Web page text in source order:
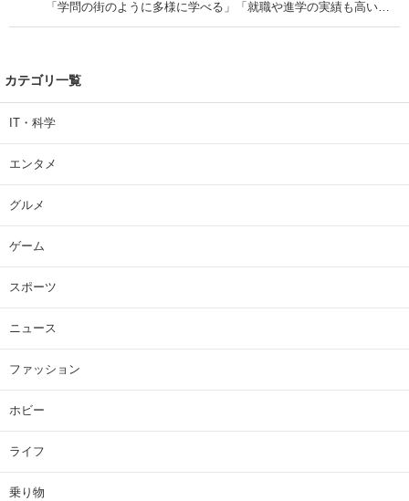
「学問の街のように多様に学べる」「就職や進学の実績も高い」
| 大学 ねとらぼリサーチ
カテゴリ一覧
IT・科学
エンタメ
グルメ
ゲーム
スポーツ
ニュース
ファッション
ホビー
ライフ
乗り物